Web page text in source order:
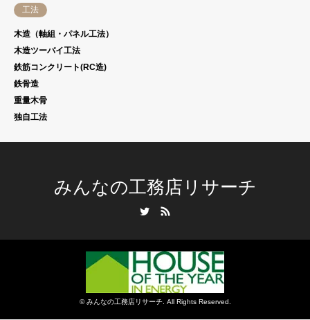
工法
木造（軸組・パネル工法）
木造ツーバイ工法
鉄筋コンクリート(RC造)
鉄骨造
重量木骨
独自工法
みんなの工務店リサーチ
©みんなの工務店リサーチ. All Rights Reserved.